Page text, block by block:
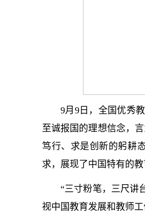
9月9日，全国优秀
至诚报国的理想信念，
笃行、求是创新的躬耕
求，展现了中国特有的教
“三寸粉笔，三尺讲
视中国教育发展和教师